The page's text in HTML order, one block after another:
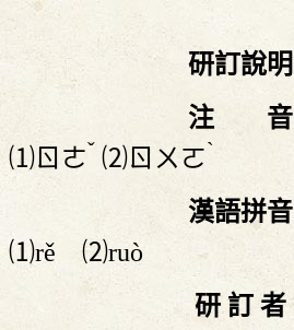
研訂說明
注 音
⑴ㄖㄜˇ ⑵ㄖㄨㄛˋ
漢語拼音
⑴rě ⑵ruò
研 訂 者